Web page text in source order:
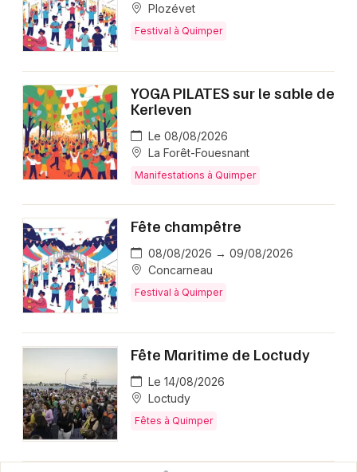
Plozévet
Festival à Quimper
YOGA PILATES sur le sable de
Kerleven
Le 08/08/2026
La Forêt-Fouesnant
Manifestations à Quimper
Fête champêtre
08/08/2026 → 09/08/2026
Concarneau
Festival à Quimper
Fête Maritime de Loctudy
Le 14/08/2026
Loctudy
Fêtes à Quimper